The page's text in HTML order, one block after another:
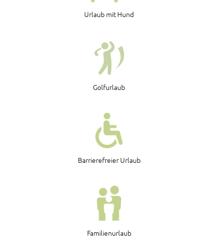
Urlaub mit Hund
Golfurlaub
Barrierefreier Urlaub
Familienurlaub